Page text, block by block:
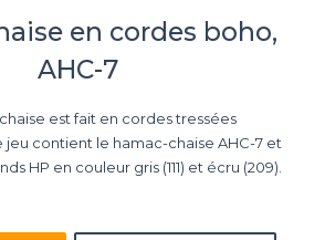
en cordes boho,
AHC-7
est fait en cordes tressées
jeu contient le hamac-chaise AHC-7 et
HP en couleur gris (111) et écru (209).